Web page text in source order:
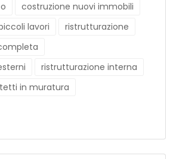
costruzione nuovi immobili
lavori
ristrutturazione
ristrutturazione interna
tetti in muratura